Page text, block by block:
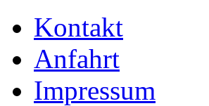
Kontakt
Anfahrt
Impressum